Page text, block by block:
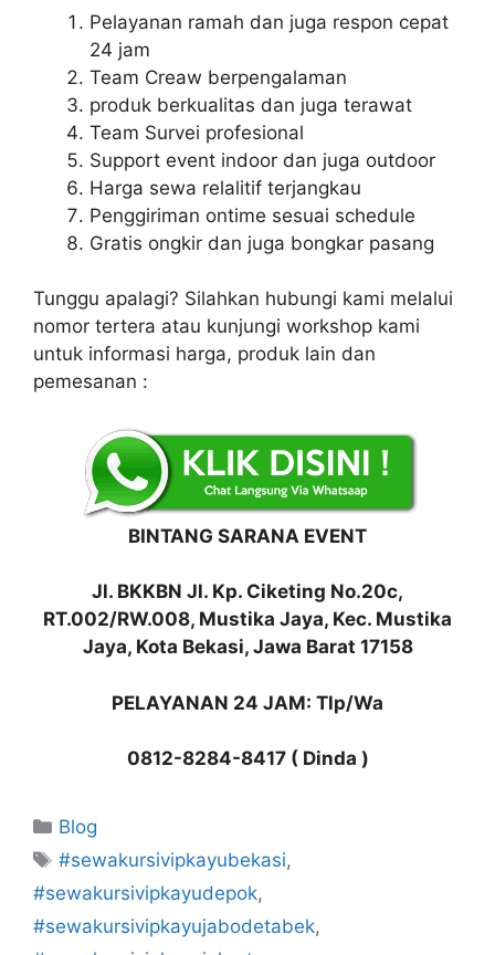
Pelayanan ramah dan juga respon cepat
24 jam
Team Creaw berpengalaman
produk berkualitas dan juga terawat
Team Survei profesional
Support event indoor dan juga outdoor
Harga sewa relalitif terjangkau
Penggiriman ontime sesuai schedule
Gratis ongkir dan juga bongkar pasang
Tunggu apalagi? Silahkan hubungi kami melalui
nomor tertera atau kunjungi workshop kami
untuk informasi harga, produk lain dan
pemesanan :
BINTANG SARANA EVENT
Jl. BKKBN Jl. Kp. Ciketing No.20c,
RT.002/RW.008, Mustika Jaya, Kec. Mustika
Jaya, Kota Bekasi, Jawa Barat 17158
PELAYANAN 24 JAM: Tlp/Wa
0812-8284-8417 ( Dinda )
Kategori
Blog
Tag
#sewakursivipkayubekasi,
#sewakursivipkayudepok,
#sewakursivipkayujabodetabek,